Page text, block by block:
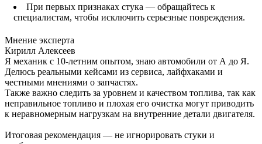
При первых признаках стука — обращайтесь к
специалистам, чтобы исключить серьезные повреждения.
Мнение эксперта
Кирилл Алексеев
Я механик с 10-летним опытом, знаю автомобили от А до Я.
Делюсь реальными кейсами из сервиса, лайфхаками и
честными мнениями о запчастях.
Также важно следить за уровнем и качеством топлива, так как
неправильное топливо и плохая его очистка могут приводить
к неравномерным нагрузкам на внутренние детали двигателя.
Итоговая рекомендация — не игнорировать стуки и